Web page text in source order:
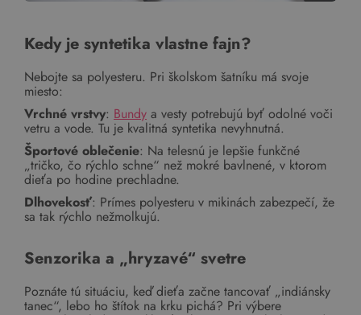
Kedy je syntetika vlastne fajn?
Nebojte sa polyesteru. Pri školskom šatníku má svoje
miesto:
Vrchné vrstvy: Bundy a vesty potrebujú byť odolné voči
vetru a vode. Tu je kvalitná syntetika nevyhnutná.
Športové oblečenie: Na telesnú je lepšie funkčné
„tričko, čo rýchlo schne“ než mokré bavlnené, v ktorom
dieťa po hodine prechladne.
Dlhovekosť: Prímes polyesteru v mikinách zabezpečí, že
sa tak rýchlo nežmolkujú.
Senzorika a „hryzavé“ svetre
Poznáte tú situáciu, keď dieťa začne tancovať „indiánsky
tanec“, lebo ho štítok na krku pichá? Pri výbere